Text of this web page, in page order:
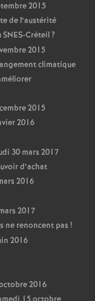
2015
de l’austérité
SNES-Créteil?
2015
climatique
2015
2016
30 mars 2017
d’achat
2016
2017
ne renoncent pas !
2016
2016